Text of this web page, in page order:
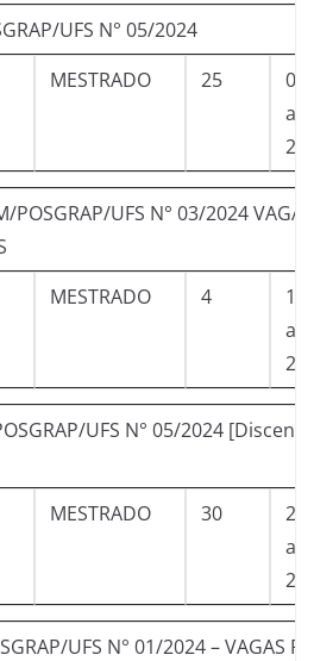
UFS N° 05/2024
MESTRADO 25
a
POSGRAP/UFS N° 03/2024
MESTRADO 4
a
UFS N° 05/2024
MESTRADO 30
a
UFS N° 01/2024 – VAGAS